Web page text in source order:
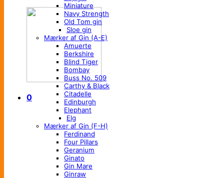
0
Miniature
Navy Strength
Old Tom gin
Sloe gin
Mærker af Gin (A-E)
Amuerte
Berkshire
Blind Tiger
Bombay
Buss No. 509
Carthy & Black
Citadelle
Edinburgh
Elephant
Elg
Mærker af Gin (F-H)
Ferdinand
Four Pillars
Geranium
Ginato
Gin Mare
Ginraw